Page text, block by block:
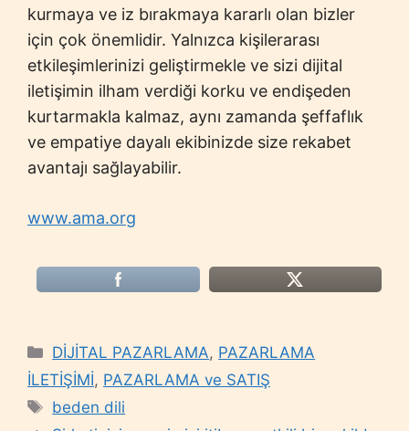
kurmaya ve iz bırakmaya kararlı olan bizler
için çok önemlidir. Yalnızca kişilerarası
etkileşimlerinizi geliştirmekle ve sizi dijital
iletişimin ilham verdiği korku ve endişeden
kurtarmakla kalmaz, aynı zamanda şeffaflık
ve empatiye dayalı ekibinizde size rekabet
avantajı sağlayabilir.
www.ama.org
Categories
DİJİTAL PAZARLAMA, PAZARLAMA
İLETİŞİMİ, PAZARLAMA ve SATIŞ
Tags
beden dili